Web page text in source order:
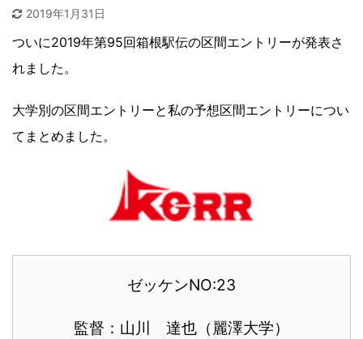
2019年1月31日
ついに2019年第95回箱根駅伝の区間エントリーが発表さ
れました。
大学別の区間エントリーと私の予想区間エントリーについ
てまとめました。
ゼッケンNO:23
監督：山川 達也（麗澤大学）